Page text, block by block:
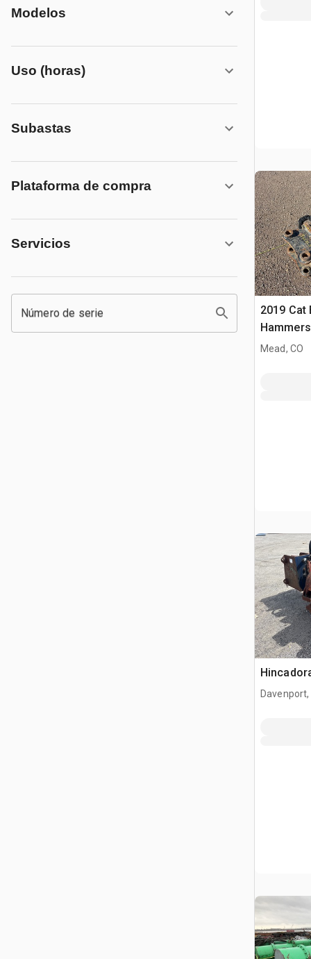
Modelos
Uso (horas)
Subastas
Plataforma de compra
Servicios
Número de serie
2019 Cat
Varios
Mead, CO
Davenport,